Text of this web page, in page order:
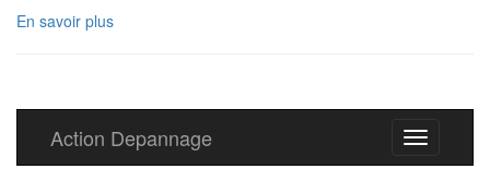
En savoir plus
Toggle
navigation
Action Depannage